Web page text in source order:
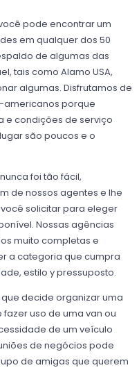
pode encontrar um
em qualquer dos 50
de algumas das
tais como Alamo USA,
algumas. Disfrutamos de
americanos porque
e condições de serviço
são poucos e o
foi tão fácil,
de nossos agentes e lhe
solicitar para eleger
Nossas agências
muito completas e
a categoria que cumpra
estilo y pressuposto.
decide organizar uma
uso de uma van ou
de um veículo
de negócios pode
de amigas que querem